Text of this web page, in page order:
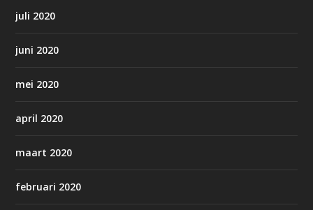
juli 2020
juni 2020
mei 2020
april 2020
maart 2020
februari 2020